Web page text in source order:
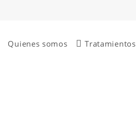
Quienes somos Tratamientos